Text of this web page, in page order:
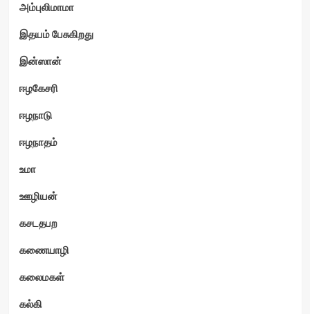
அம்புலிமாமா
இதயம் பேசுகிறது
இன்ஸான்
ஈழகேசரி
ஈழநாடு
ஈழநாதம்
உமா
ஊழியன்
கசடதபற
கணையாழி
கலைமகள்
கல்கி